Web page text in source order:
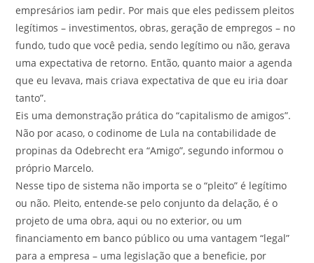
empresários iam pedir. Por mais que eles pedissem pleitos
legítimos – investimentos, obras, geração de empregos – no
fundo, tudo que você pedia, sendo legítimo ou não, gerava
uma expectativa de retorno. Então, quanto maior a agenda
que eu levava, mais criava expectativa de que eu iria doar
tanto”.
Eis uma demonstração prática do “capitalismo de amigos”.
Não por acaso, o codinome de Lula na contabilidade de
propinas da Odebrecht era “Amigo”, segundo informou o
próprio Marcelo.
Nesse tipo de sistema não importa se o “pleito” é legítimo
ou não. Pleito, entende-se pelo conjunto da delação, é o
projeto de uma obra, aqui ou no exterior, ou um
financiamento em banco público ou uma vantagem “legal”
para a empresa – uma legislação que a beneficie, por